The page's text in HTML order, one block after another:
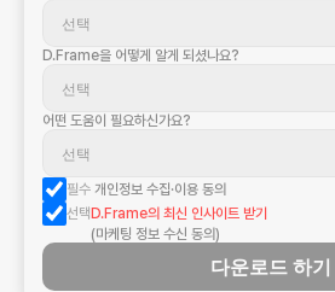
D.Frame을 어떻게 알게 되셨나요?
어떤 도움이 필요하신가요?
필수 개인정보 수집·이용 동의
선택 D.Frame의 최신 인사이트 받기
(마케팅 정보 수신 동의)
다운로드 하기